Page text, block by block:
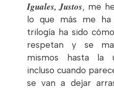
Iguales, Justos, me
lo que más me
trilogía ha sido
respetan y se
mismos hasta la
incluso cuando
se van a dejar